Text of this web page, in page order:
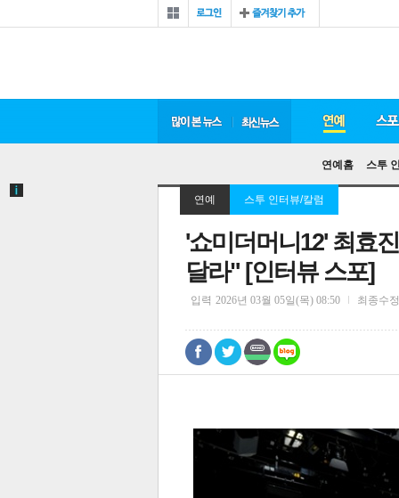
즐겨찾기
연예홈 스투
연예 스투 인터뷰/칼럼
'쇼미더머니12' 최효
달라" [인터뷰 스포]
입력 2026년 03월 05일(목) 08:50 최종수정
0